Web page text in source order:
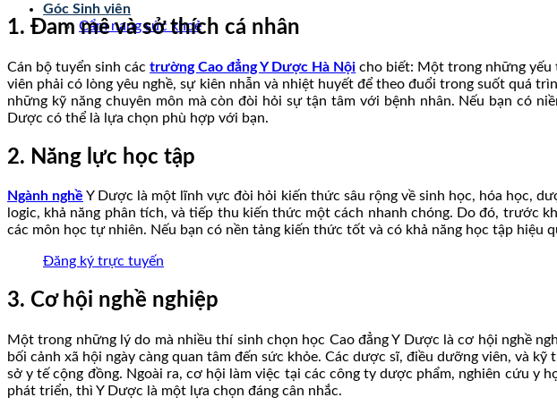
Góc Sinh viên
Cẩm nang sức khoẻ
1. Đam mê và sở thích cá nhân
Cán bộ tuyển sinh cáctrường Cao đẳng Y Dược Hà Nội cho biết: Một trong những yếu
viên phải có lòng yêu nghề, sự kiên nhẫn và nhiệt huyết để theo đuổi trong suốt quá
những kỹ năng chuyên môn mà còn đòi hỏi sự tận tâm với bệnh nhân. Nếu bạn có
Dược có thể là lựa chọn phù hợp với bạn.
2. Năng lực học tập
Ngành nghề Y Dược là một lĩnh vực đòi hỏi kiến thức sâu rộng về sinh học, hóa học,
logic, khả năng phân tích, và tiếp thu kiến thức một cách nhanh chóng. Do đó, trước
các môn học tự nhiên. Nếu bạn có nền tảng kiến thức tốt và có khả năng học tập hiệu
Đăng ký trực tuyến
3. Cơ hội nghề nghiệp
Một trong những lý do mà nhiều thí sinh chọn học Cao đẳng Y Dược là cơ hội nghề
bối cảnh xã hội ngày càng quan tâm đến sức khỏe. Các dược sĩ, điều dưỡng viên, và
sở y tế cộng đồng. Ngoài ra, cơ hội làm việc tại các công ty dược phẩm, nghiên cứu y
phát triển, thì Y Dược là một lựa chọn đáng cân nhắc.